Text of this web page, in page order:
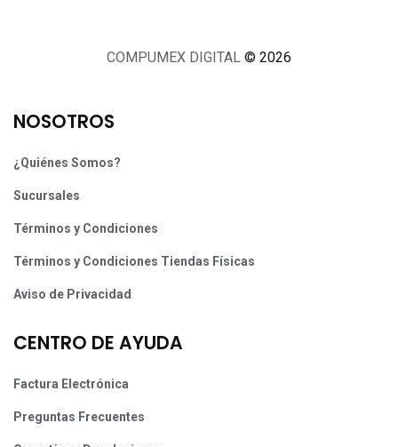
COMPUMEX DIGITAL © 2026
NOSOTROS
¿Quiénes Somos?
Sucursales
Términos y Condiciones
Términos y Condiciones Tiendas Físicas
Aviso de Privacidad
CENTRO DE AYUDA
Factura Electrónica
Preguntas Frecuentes